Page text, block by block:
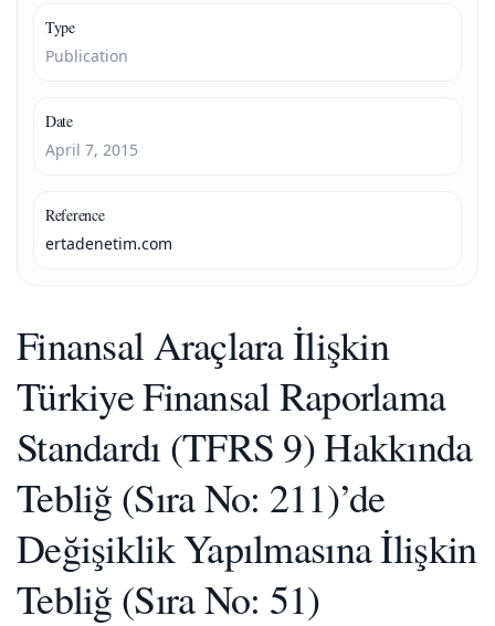
Type
Publication
Date
April 7, 2015
Reference
ertadenetim.com
Finansal Araçlara İlişkin
Türkiye Finansal Raporlama
Standardı (TFRS 9) Hakkında
Tebliğ (Sıra No: 211)’de
Değişiklik Yapılmasına İlişkin
Tebliğ (Sıra No: 51)